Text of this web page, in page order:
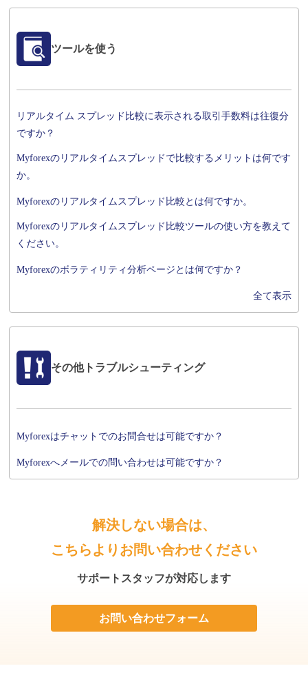
ツールを使う
リアルタイム スプレッド比較に表示される取引手数料は往復分
ですか？
Myforexのリアルタイムスプレッドで比較するメリットは何です
か。
Myforexのリアルタイムスプレッド比較とは何ですか。
Myforexのリアルタイムスプレッド比較ツールの使い方を教えて
ください。
Myforexのボラティリティ分析ページとは何ですか？
全て表示
その他トラブルシューティング
Myforexはチャットでのお問合せは可能ですか？
Myforexへメールでの問い合わせは可能ですか？
解決しない場合は、
こちらよりお問い合わせください
サポートスタッフが対応します
お問い合わせフォーム